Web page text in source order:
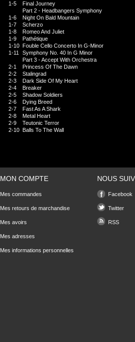
1-5
Final Journey
Part 2 - Headbangers Symphony
1-6
Night On Bald Mountain
1-7
Scherzo
1-8
Romeo And Juliet
1-9
Pathétique
1-10 Fouble Cello Concerto In G-Minor
1-11
Symphony No. 40 In G Minor
Part 3 - Accept With Orchestra
2-1
Princess Of The Dawn
2-2
Stalingrad
2-3
Dark Side Of My Heart
2-4
Breaker
2-5
Shadow Soldiers
2-6
Dying Breed
2-7
Fast As A Shark
2-8
Metal Heart
2-9
Teutonic Terror
2-10 Balls To The Wall
MON COMPTE
Mes commandes
Mes retours de marchandise
Mes avoirs
Mes adresses
Mes informations personnelles
NOUS
Facebook
Twitter
RSS